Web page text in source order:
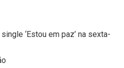
‘Estou em paz’ na sexta-